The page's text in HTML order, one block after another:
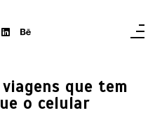
que tem
o celular